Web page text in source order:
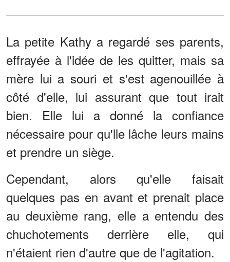
La petite Kathy a regardé ses parents,
effrayée à l'idée de les quitter, mais sa
mère lui a souri et s'est agenouillée à
côté d'elle, lui assurant que tout irait
bien. Elle lui a donné la confiance
nécessaire pour qu'lle lâche leurs mains
et prendre un siège.
Cependant, alors qu'elle faisait
quelques pas en avant et prenait place
au deuxième rang, elle a entendu des
chuchotements derrière elle, qui
n'étaient rien d'autre que de l'agitation.